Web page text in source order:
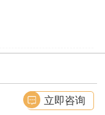
立即咨询